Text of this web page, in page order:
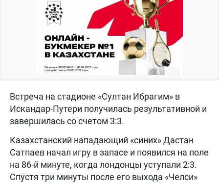
Встреча на стадионе «Султан Ибрагим» в
Искандар-Путери получилась результативной и
завершилась со счетом 3:3.
Казахстанский нападающий «синих» Дастан
Сатпаев начал игру в запасе и появился на поле
на 86-й минуте, когда лондонцы уступали 2:3.
Спустя три минуты после его выхода «Челси»